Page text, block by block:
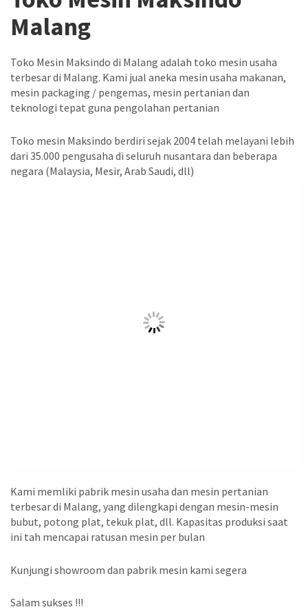
Malang
Toko Mesin Maksindo di Malang adalah toko mesin usaha
terbesar di Malang. Kami jual aneka mesin usaha makanan,
mesin packaging / pengemas, mesin pertanian dan
teknologi tepat guna pengolahan pertanian
Toko mesin Maksindo berdiri sejak 2004 telah melayani lebih
dari 35.000 pengusaha di seluruh nusantara dan beberapa
negara (Malaysia, Mesir, Arab Saudi, dll)
Kami memliki pabrik mesin usaha dan mesin pertanian
terbesar di Malang, yang dilengkapi dengan mesin-mesin
bubut, potong plat, tekuk plat, dll. Kapasitas produksi saat
ini tah mencapai ratusan mesin per bulan
Kunjungi showroom dan pabrik mesin kami segera
Salam sukses !!!